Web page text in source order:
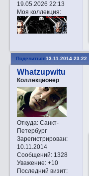
19.05.2026 22:13
Моя коллекция:
Поделиться13.11.2014 23:22
Whatzupwitu
Коллекционер
Откуда:Санкт-
Петербург
Зарегистрирован:
10.11.2014
Сообщений:1328
Уважение: +10
Последний визит: